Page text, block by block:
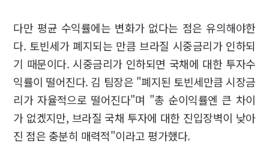
다만 평균 수익률에는 변화가 없다는 점은 유의해야한
다. 토빈세가 폐지되는 만큼 브라질 시중금리가 인하되
기 때문이다. 시중금리가 인하되면 국채에 대한 투자수
익률이 떨어진다. 김 팀장은 "폐지된 토빈세만큼 시장금
리가 자율적으로 떨어진다"며 "총 순이익률엔 큰 차이
가 없겠지만, 브라질 국채 투자에 대한 진입장벽이 낮아
진 점은 충분히 매력적"이라고 평가했다.